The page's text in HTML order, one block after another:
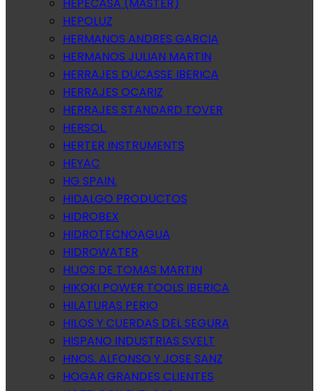
HEPOLUZ
HERMANOS ANDRES GARCIA
HERMANOS JULIAN MARTIN
HERRAJES DUCASSE IBERICA
HERRAJES OCARIZ
HERRAJES STANDARD TOVER
HERSOL.
HERTER INSTRUMENTS
HEYAC
HG SPAIN.
HIDALGO PRODUCTOS
HIDROBEX
HIDROTECNOAGUA
HIDROWATER
HIJOS DE TOMAS MARTIN
HIKOKI POWER TOOLS IBERICA
HILATURAS PERIO
HILOS Y CUERDAS DEL SEGURA
HISPANO INDUSTRIAS SVELT
HNOS. ALFONSO Y JOSE SANZ
HOGAR GRANDES CLIENTES